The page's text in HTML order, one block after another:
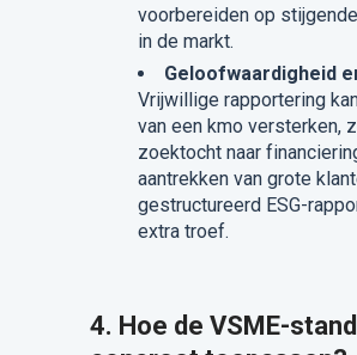
voorbereiden op
in de markt.
Geloofwaardigheid
Vrijwillige rapportering
van een kmo versterken,
zoektocht naar
aantrekken van grote
gestructureerd ESG-
extra troef.
4. Hoe de VSME-